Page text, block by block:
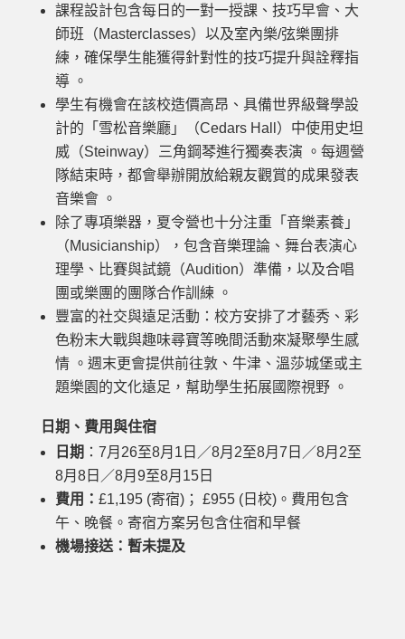
課程設計包含每日的一對一授課、技巧早會、大
師班（Masterclasses）以及室內樂/弦樂團排
練，確保學生能獲得針對性的技巧提升與詮釋指
導 。
學生有機會在該校造價高昂、具備世界級聲學設
計的「雪松音樂廳」（Cedars Hall）中使用史坦
威（Steinway）三角鋼琴進行獨奏表演 。每週營
隊結束時，都會舉辦開放給親友觀賞的成果發表
音樂會 。
除了專項樂器，夏令營也十分注重「音樂素養」
（Musicianship），包含音樂理論、舞台表演心
理學、比賽與試鏡（Audition）準備，以及合唱
團或樂團的團隊合作訓練 。
豐富的社交與遠足活動：校方安排了才藝秀、彩
色粉末大戰與趣味尋寶等晚間活動來凝聚學生感
情 。週末更會提供前往敦、牛津、溫莎城堡或主
題樂園的文化遠足，幫助學生拓展國際視野 。
日期、費用與住宿
日期 ：7月26至8月1日／8月2至8月7日／8月2至
8月8日／8月9至8月15日
費用： £1,195 (寄宿)； £955 (日校)。費用包含
午、晚餐。寄宿方案另包含住宿和早餐
機場接送：暫未提及